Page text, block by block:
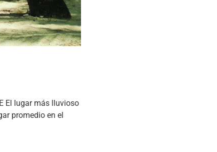
El lugar más lluvioso
promedio en el